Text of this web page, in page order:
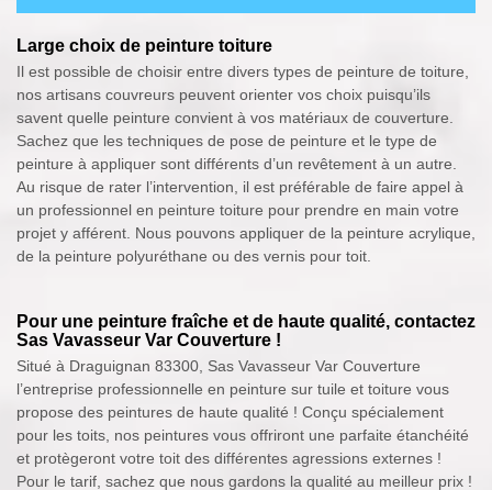
Large choix de peinture toiture
Il est possible de choisir entre divers types de peinture de toiture,
nos artisans couvreurs peuvent orienter vos choix puisqu’ils
savent quelle peinture convient à vos matériaux de couverture.
Sachez que les techniques de pose de peinture et le type de
peinture à appliquer sont différents d’un revêtement à un autre.
Au risque de rater l’intervention, il est préférable de faire appel à
un professionnel en peinture toiture pour prendre en main votre
projet y afférent. Nous pouvons appliquer de la peinture acrylique,
de la peinture polyuréthane ou des vernis pour toit.
Pour une peinture fraîche et de haute qualité, contactez
Sas Vavasseur Var Couverture !
Situé à Draguignan 83300, Sas Vavasseur Var Couverture
l’entreprise professionnelle en peinture sur tuile et toiture vous
propose des peintures de haute qualité ! Conçu spécialement
pour les toits, nos peintures vous offriront une parfaite étanchéité
et protègeront votre toit des différentes agressions externes !
Pour le tarif, sachez que nous gardons la qualité au meilleur prix !